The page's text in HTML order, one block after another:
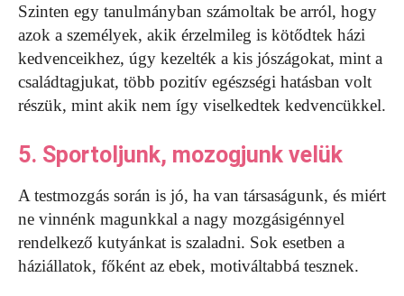
Szinten egy tanulmányban számoltak be arról, hogy
azok a személyek, akik érzelmileg is kötődtek házi
kedvenceikhez, úgy kezelték a kis jószágokat, mint a
családtagjukat, több pozitív egészségi hatásban volt
részük, mint akik nem így viselkedtek kedvencükkel.
5. Sportoljunk, mozogjunk velük
A testmozgás során is jó, ha van társaságunk, és miért
ne vinnénk magunkkal a nagy mozgásigénnyel
rendelkező kutyánkat is szaladni. Sok esetben a
háziállatok, főként az ebek, motiváltabbá tesznek.